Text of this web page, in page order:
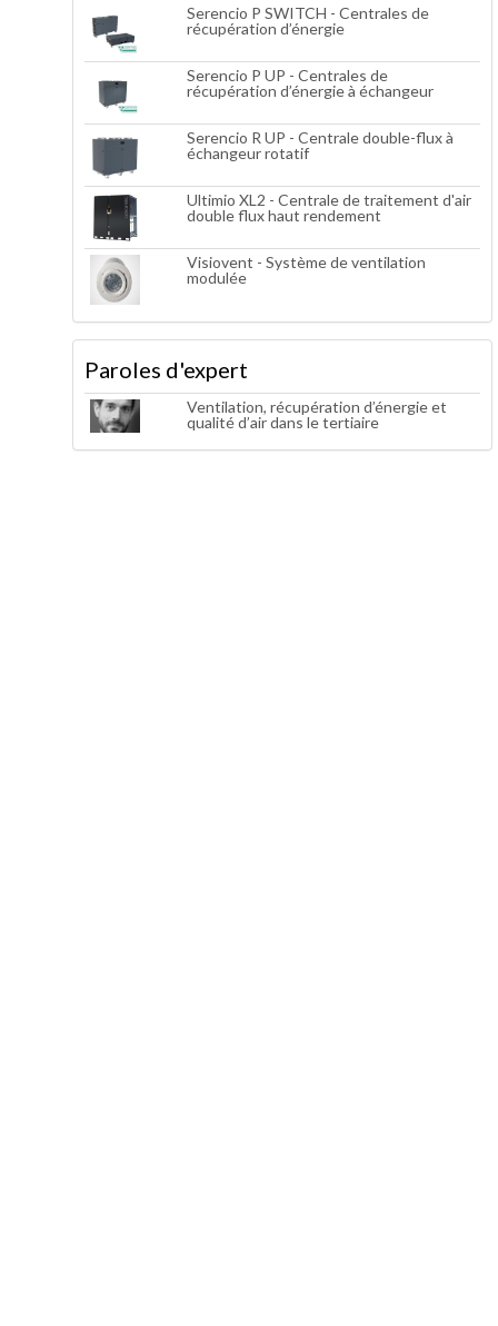
Serencio P SWITCH - Centrales de
récupération d’énergie
Serencio P UP - Centrales de
récupération d’énergie à échangeur
Serencio R UP - Centrale double-flux à
échangeur rotatif
Ultimio XL2 - Centrale de traitement d'air
double flux haut rendement
Visiovent - Système de ventilation
modulée
Paroles d'expert
Ventilation, récupération d’énergie et
qualité d’air dans le tertiaire